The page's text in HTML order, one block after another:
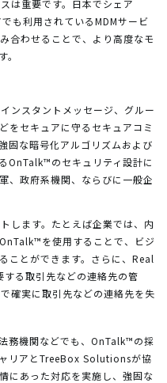
は重要です。日本でシェア
も利用されているMDMサービ
わせることで、より高度なモ
ンスタントメッセージ、グルー
をセキュアに守るセキュアコミ
固な暗号化アルゴリズムおよび
OnTalk™のセキュリティ設計に
、政府系機関、ならびに一般企
します。たとえば企業では、内
を使用することで、ビジ
ことができます。さらに、Real
る取引先などの連絡先の管
確実に取引先などの連絡先を失
務機関などでも、OnTalk™の採
リアとTreeBox Solutionsが協
にあった対応を実施し、強固な